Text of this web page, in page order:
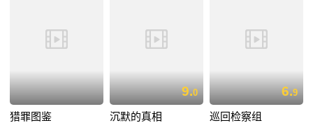
猎罪图鉴
9.0
沉默的真相
6.9
巡回检察组